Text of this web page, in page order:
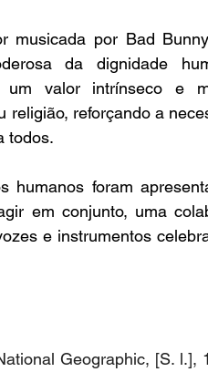
musicada por Bad
da dignidade
valor intrínseco e
religião, reforçando a
todos.
humanos foram
em conjunto, uma
e instrumentos
Geographic, [S. l.],